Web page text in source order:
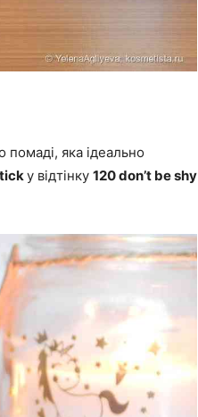
помаді, яка ідеально
у відтінку 120 don’t be shy